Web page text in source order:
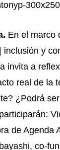
. En el marco
inclusión y
invita a
real de la
¿Podrá
de Agenda
co-